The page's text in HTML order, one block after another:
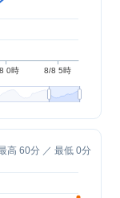
高 60分 ／ 最低 0分